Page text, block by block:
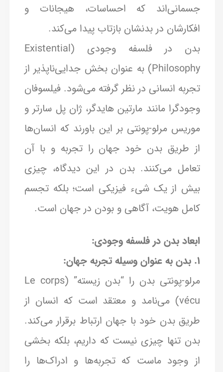
جسمانی‌اند که احساسات، هیجانات و
افکارشان در بدنشان بازتاب پیدا می‌کند.
بدن در فلسفه وجودی (Existential
Philosophy) به عنوان بخش جدایی‌ناپذیر از
تجربه انسانی در نظر گرفته می‌شود. فیلسوفان
وجودگرا مانند مارتین هایدگر، ژان پل سارتر و
موریس مرلو-پونتی بر این باورند که انسان‌ها
از طریق بدن خود جهان را تجربه و با آن
تعامل می‌کنند. بدن در این دیدگاه، چیزی
بیش از یک شیء فیزیکی است؛ بلکه تجسم
کامل هویت، آگاهی و بودن در جهان است.
ابعاد بدن در فلسفه وجودی:
1. بدن به عنوان وسیله تجربه جهان:
مرلو-پونتی بدن را “بدن زیسته” (Le corps
vécu) می‌نامد و معتقد است که انسان از
طریق بدن خود با جهان ارتباط برقرار می‌کند.
بدن تنها چیزی نیست که داریم، بلکه بخشی
از وجود ماست که تجربه‌ها و ادراک‌ها را